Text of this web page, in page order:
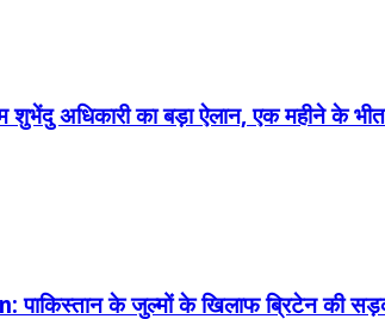
अधिकारी का बड़ा ऐलान, एक महीने के भीतर
के जुल्मों के खिलाफ ब्रिटेन की